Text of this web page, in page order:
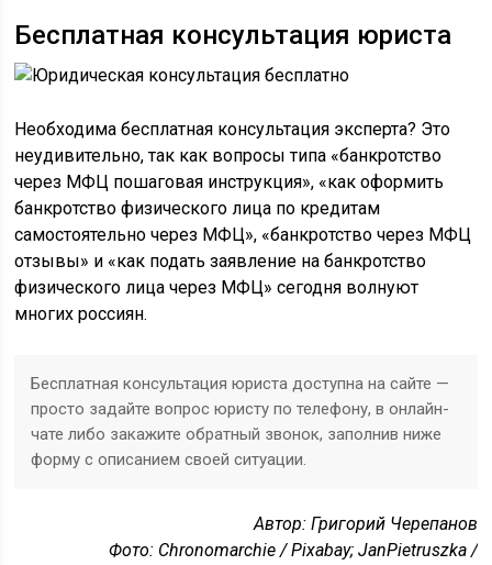
Бесплатная консультация юриста
Необходима бесплатная консультация эксперта? Это
неудивительно, так как вопросы типа «банкротство
через МФЦ пошаговая инструкция», «как оформить
банкротство физического лица по кредитам
самостоятельно через МФЦ», «банкротство через МФЦ
отзывы» и «как подать заявление на банкротство
физического лица через МФЦ» сегодня волнуют
многих россиян.
Бесплатная консультация юриста доступна на сайте —
просто задайте вопрос юристу по телефону, в онлайн-
чате либо закажите обратный звонок, заполнив ниже
форму с описанием своей ситуации.
Автор: Григорий Черепанов
Фото: Chronomarchie / Pixabay; JanPietruszka /